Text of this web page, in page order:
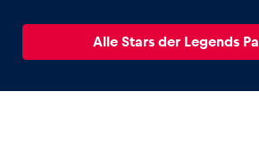
ErlebnisseAlle Stars der Legends